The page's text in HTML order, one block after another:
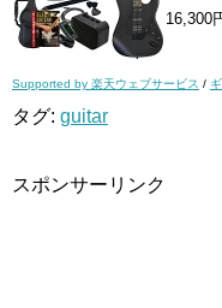
16,300
Supported by 楽天ウェブサービス /
タグ: guitar
スポンサーリンク